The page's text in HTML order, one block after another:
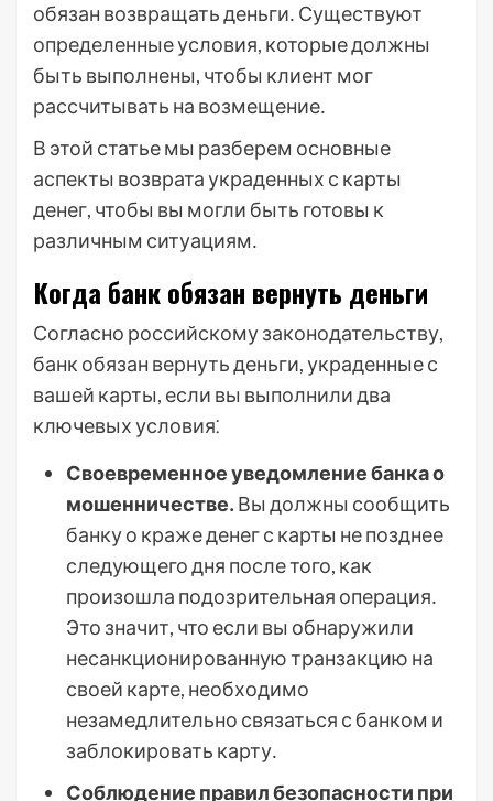
обязан возвращать деньги․ Существуют
определенные условия, которые должны
быть выполнены, чтобы клиент мог
рассчитывать на возмещение․
В этой статье мы разберем основные
аспекты возврата украденных с карты
денег, чтобы вы могли быть готовы к
различным ситуациям․
Когда банк обязан вернуть деньги
Согласно российскому законодательству,
банк обязан вернуть деньги, украденные с
вашей карты, если вы выполнили два
ключевых условия⁚
Своевременное уведомление банка о
мошенничестве․ Вы должны сообщить
банку о краже денег с карты не позднее
следующего дня после того, как
произошла подозрительная операция․
Это значит, что если вы обнаружили
несанкционированную транзакцию на
своей карте, необходимо
незамедлительно связаться с банком и
заблокировать карту․
Соблюдение правил безопасности при